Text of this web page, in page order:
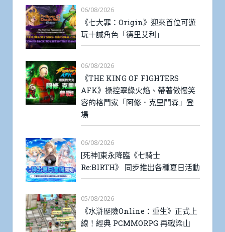
06/08/2026
《七大罪：Origin》迎來首位可遊
玩十誡角色「德里艾利」
06/08/2026
《THE KING OF FIGHTERS
AFK》操控翠綠火焰、帶著傲慢笑
容的格鬥家「阿修．克里門森」登
場
06/08/2026
[死神]東永降臨《七騎士
Re:BIRTH》 同步推出各種夏日活動
05/08/2026
《水滸歷險Online：重生》正式上
線！經典 PCMMORPG 再戰梁山